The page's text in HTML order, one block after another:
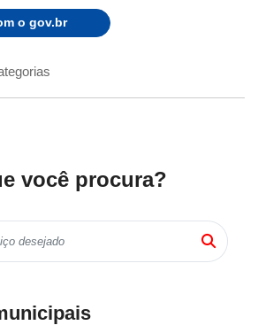
o gov.br
você procura?